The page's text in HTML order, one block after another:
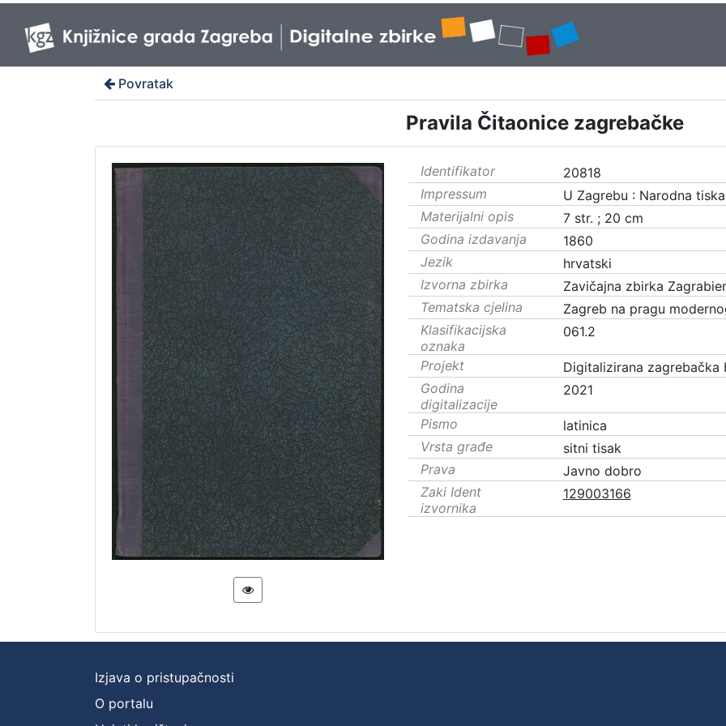
Povratak
Pravila Čitaonice zagrebačke
Identifikator
20818
Impressum
U Zagrebu : Narodna
Materijalni opis
7 str. ; 20 cm
Godina izdavanja
1860
Jezik
hrvatski
Izvorna zbirka
Zavičajna zbirka
Tematska cjelina
Zagreb na pragu
Klasifikacijska
oznaka
061.2
Projekt
Digitalizirana zagrebačka
Godina
digitalizacije
2021
Pismo
latinica
Vrsta građe
sitni tisak
Prava
Javno dobro
Zaki Ident
izvornika
129003166
Izjava o pristupačnosti
O portalu